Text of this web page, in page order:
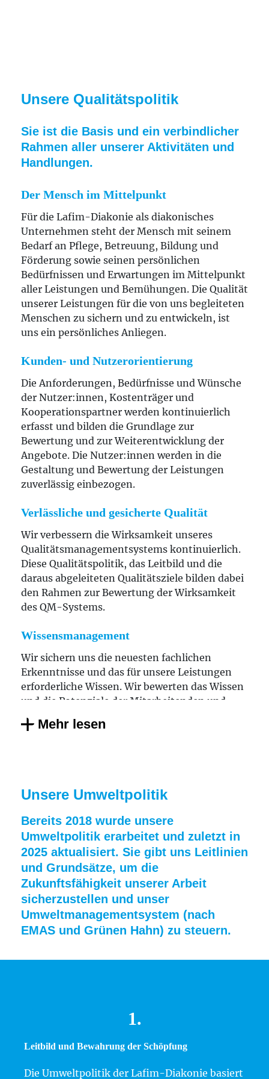
Kommunikation
nachvollziehbar.
Wir informieren umfassend und zeitnah über
Ziele, Pläne und relevante Daten.
Mitarbeitenden
Wir nutzen das Fach- und Erfahrungswissen
der Mitarbeitenden und fördern deren
Innovationskraft durch Wissens- und
Erfahrungsaustausch.
Wir fordern und entwickeln die
Zusammenarbeit nach innen sowie nach außen
und fördern Teambildung und
Eigenverantwortung.
Führen durch Delegation von Aufgaben und
Verantwortung
Wir übertragen Aufgaben, Verantwortung und
Kompetenzen, um nötige
Handlungsspielräume zu schaffen.
Wir fördern und fordern Eigeninitiative,
unternehmerisches Denken und Handeln der
Mitarbeitenden.
Führen durch Förderung und
Weiterentwicklung
Wir bieten Aus- und Weiterbildung an und
organisieren regelmäßige Fortbildungen.
Wir führen jährliche
Mitarbeiterentwicklungsgespräche durch, um
Mitarbeitende gezielt zu fördern.
Wir fördern kompetente und
leistungsorientierte Mitarbeitende individuell,
um aus den eigenen Reihen Fach- und
Unsere Qualitätspolitik
Sie ist die Basis und ein verbindlicher
Rahmen aller unserer Aktivitäten und
Handlungen.
Der Mensch im Mittelpunkt
Für die Lafim-Diakonie als diakonisches
Unternehmen steht der Mensch mit seinem
Bedarf an Pflege, Betreuung, Bildung und
Förderung sowie seinen persönlichen
Bedürfnissen und Erwartungen im Mittelpunkt
aller Leistungen und Bemühungen. Die Qualität
unserer Leistungen für die von uns begleiteten
Menschen zu sichern und zu entwickeln, ist
uns ein persönliches Anliegen.
Kunden- und Nutzerorientierung
Die Anforderungen, Bedürfnisse und Wünsche
der Nutzer:innen, Kostenträger und
Kooperationspartner werden kontinuierlich
erfasst und bilden die Grundlage zur
Bewertung und zur Weiterentwicklung der
Angebote. Die Nutzer:innen werden in die
Gestaltung und Bewertung der Leistungen
zuverlässig einbezogen.
Verlässliche und gesicherte Qualität
Wir verbessern die Wirksamkeit unseres
Qualitätsmanagementsystems kontinuierlich.
Diese Qualitätspolitik, das Leitbild und die
daraus abgeleiteten Qualitätsziele bilden dabei
den Rahmen zur Bewertung der Wirksamkeit
des QM-Systems.
Wissensmanagement
Wir sichern uns die neuesten fachlichen
Erkenntnisse und das für unsere Leistungen
erforderliche Wissen. Wir bewerten das Wissen
und die Potenziale der Mitarbeitenden und
fördern durch gezielte Bildung und Beteiligung
ihre Entwicklung.
Interessengruppen entwickeln wir neue,
Mitarbeiterorientierung
Wir planen und gestalten die Arbeit unter den
gegebenen Bedingungen so, dass das dauerhaft
Leistbare der Mitarbeitenden im Mittelpunkt
steht und die physische und psychische
Leistungsfähigkeit erhalten bleibt. Wir fördern
die Beteiligung und Mitgestaltung der
Unternehmensprozessen.
Partnern sowie Lieferanten wertschätzend zum
unterstützen einander mit Erfahrung und
Mehr lesen
Unsere Umweltpolitik
Bereits 2018 wurde unsere
Umweltpolitik erarbeitet und zuletzt in
2025 aktualisiert. Sie gibt uns Leitlinien
und Grundsätze, um die
Zukunftsfähigkeit unserer Arbeit
sicherzustellen und unser
Umweltmanagementsystem (nach
EMAS und Grünen Hahn) zu steuern.
1.
Leitbild und Bewahrung der Schöpfung
Die Umweltpolitik der Lafim-Diakonie basiert